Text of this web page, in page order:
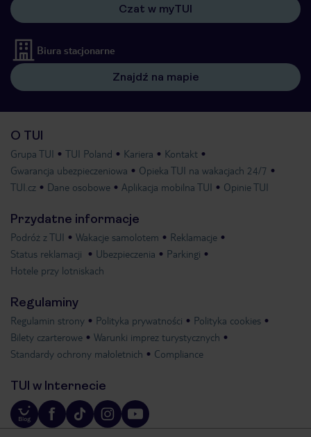
Czat w myTUI
Biura stacjonarne
Znajdź na mapie
O TUI
Grupa TUI TUI Poland Kariera
Kontakt
Gwarancja ubezpieczeniowa
Opieka TUI na wakacjach 24/7
TUI.cz
Dane osobowe Aplikacja mobilna TUI Opinie TUI
Przydatne informacje
Podróż z TUI Wakacje samolotem
Reklamacje
Status reklamacji
Ubezpieczenia
Parkingi
Hotele przy lotniskach
Regulaminy
Regulamin strony Polityka prywatności
Polityka cookies
Bilety czarterowe
Warunki imprez turystycznych
Standardy ochrony małoletnich
Compliance
TUI w Internecie